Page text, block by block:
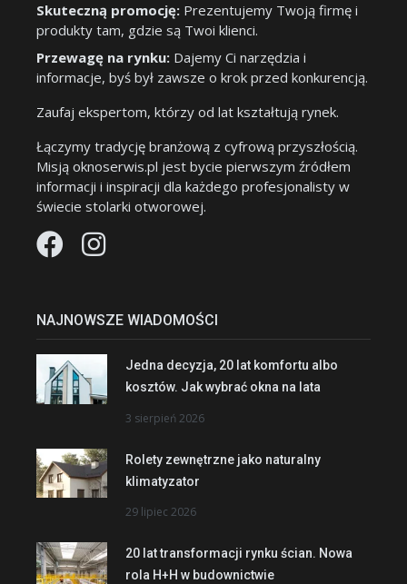
Skuteczną promocję: Prezentujemy Twoją firmę i
produkty tam, gdzie są Twoi klienci.
Przewagę na rynku: Dajemy Ci narzędzia i
informacje, byś był zawsze o krok przed konkurencją.
Zaufaj ekspertom, którzy od lat kształtują rynek.
Łączymy tradycję branżową z cyfrową przyszłością.
Misją oknoserwis.pl jest bycie pierwszym źródłem
informacji i inspiracji dla każdego profesjonalisty w
świecie stolarki otworowej.
NAJNOWSZE WIADOMOŚCI
Jedna decyzja, 20 lat komfortu albo
kosztów. Jak wybrać okna na lata
3 sierpień 2026
Rolety zewnętrzne jako naturalny
klimatyzator
29 lipiec 2026
20 lat transformacji rynku ścian. Nowa
rola H+H w budownictwie